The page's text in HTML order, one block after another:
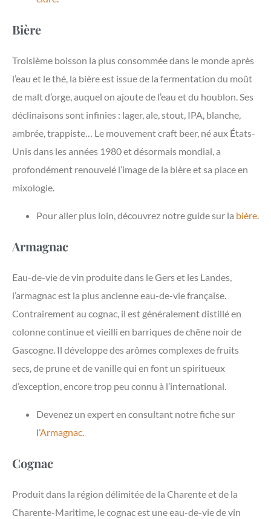
Bière
Troisième boisson la plus consommée dans le monde après
l’eau et le thé, la bière est issue de la fermentation du moût
de malt d’orge, auquel on ajoute de l’eau et du houblon. Ses
déclinaisons sont infinies : lager, ale, stout, IPA, blanche,
ambrée, trappiste… Le mouvement craft beer, né aux États-
Unis dans les années 1980 et désormais mondial, a
profondément renouvelé l’image de la bière et sa place en
mixologie.
Pour aller plus loin, découvrez notre guide sur la bière.
Armagnac
Eau-de-vie de vin produite dans le Gers et les Landes,
l’armagnac est la plus ancienne eau-de-vie française.
Contrairement au cognac, il est généralement distillé en
colonne continue et vieilli en barriques de chêne noir de
Gascogne. Il développe des arômes complexes de fruits
secs, de prune et de vanille qui en font un spiritueux
d’exception, encore trop peu connu à l’international.
Devenez un expert en consultant notre fiche sur
l’Armagnac.
Cognac
Produit dans la région délimitée de la Charente et de la
Charente-Maritime, le cognac est une eau-de-vie de vin